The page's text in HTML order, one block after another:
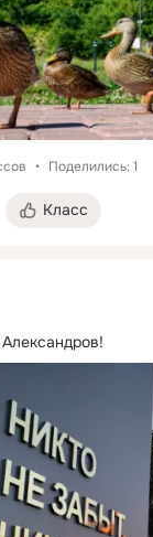
Поделились: 1
Класс